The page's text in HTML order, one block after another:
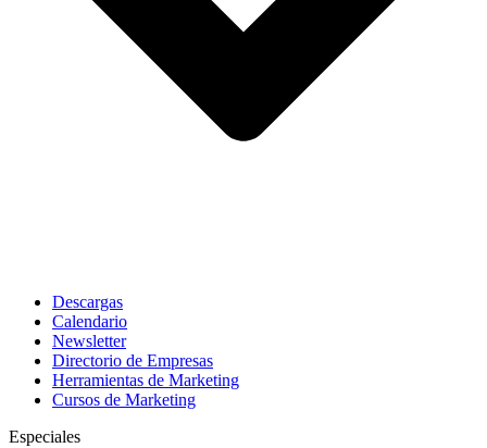
Descargas
Calendario
Newsletter
Directorio de Empresas
Herramientas de Marketing
Cursos de Marketing
Especiales